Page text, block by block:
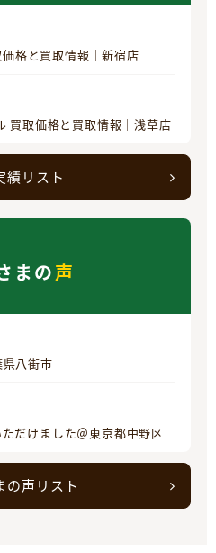
格と買取情報｜新宿店
買取価格と買取情報｜浅草店
績リスト
まの声
八街市
だけました＠東京都中野区
の声リスト